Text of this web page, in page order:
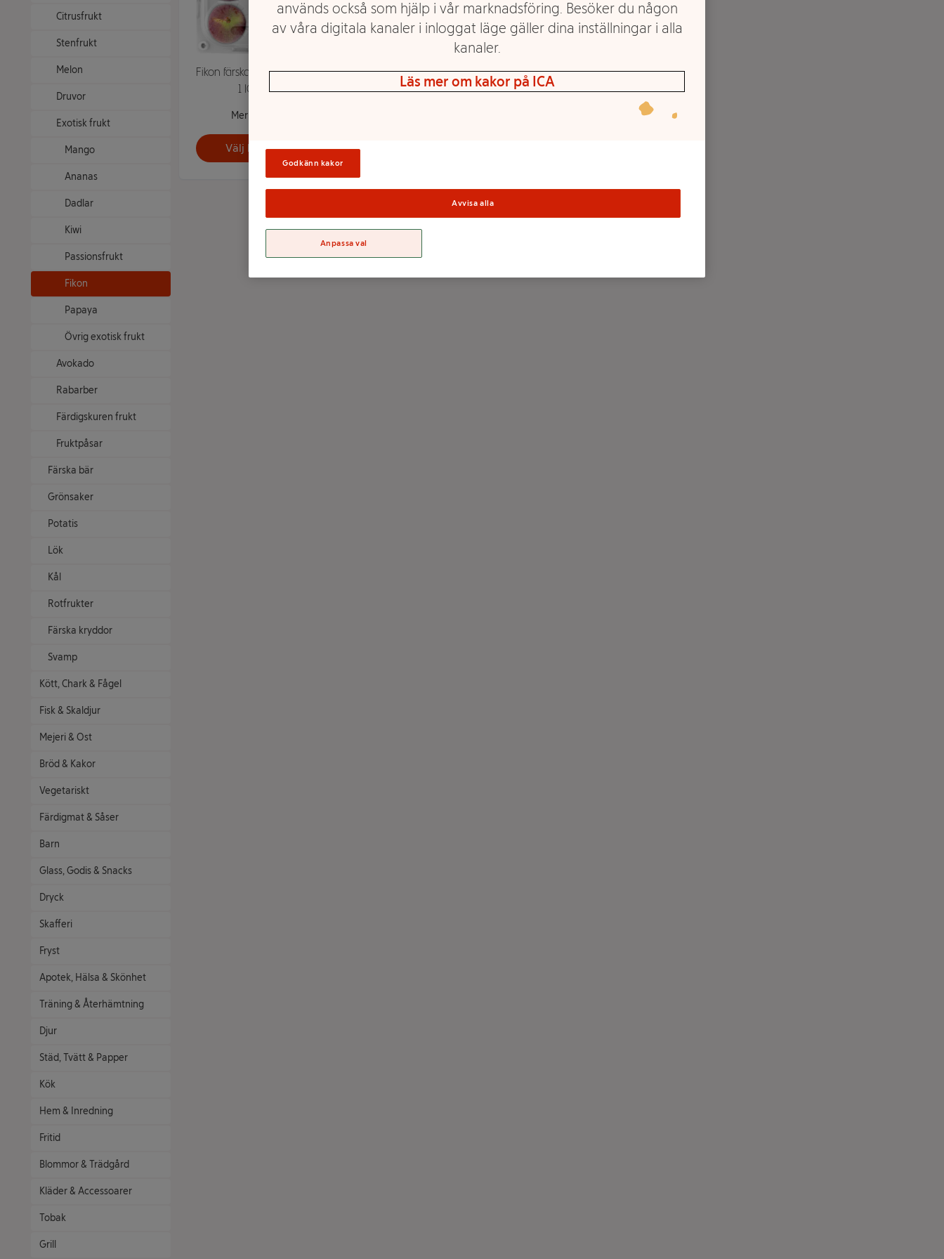
Citrusfrukt
Stenfrukt
Melon
Druvor
Exotisk frukt
Mango
Ananas
Dadlar
Kiwi
Passionsfrukt
Fikon
Papaya
Övrig exotisk frukt
Avokado
Rabarber
Färdigskuren frukt
Fruktpåsar
Färska bär
Grönsaker
Potatis
Lök
Kål
Rotfrukter
Färska kryddor
Svamp
Kött, Chark & Fågel
Fisk & Skaldjur
Mejeri & Ost
Bröd & Kakor
Vegetariskt
Färdigmat & Såser
Barn
Glass, Godis & Snacks
Dryck
Skafferi
Fryst
Apotek, Hälsa & Skönhet
Träning & Återhämtning
Djur
Städ, Tvätt & Papper
Kök
Hem & Inredning
Fritid
Blommor & Trädgård
Kläder & Accessoarer
Tobak
Grill
Fikon färska 200g Klass
1 ICA
Mer info
Välj butik
Fikon 4st 180g Klass 1
ICA
Fikon färska 1-pack
Klass 1 ICA
används också som hjälp i vår marknadsföring. Besöker du någon
av våra digitala kanaler i inloggat läge gäller dina inställningar i alla
kanaler.
Läs mer om kakor på ICA
Godkänn kakor
Avvisa alla
Anpassa val